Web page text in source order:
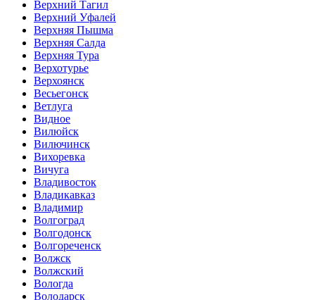
Верхний Тагил
Верхний Уфалей
Верхняя Пышма
Верхняя Салда
Верхняя Тура
Верхотурье
Верхоянск
Весьегонск
Ветлуга
Видное
Вилюйск
Вилючинск
Вихоревка
Вичуга
Владивосток
Владикавказ
Владимир
Волгоград
Волгодонск
Волгореченск
Волжск
Волжский
Вологда
Володарск